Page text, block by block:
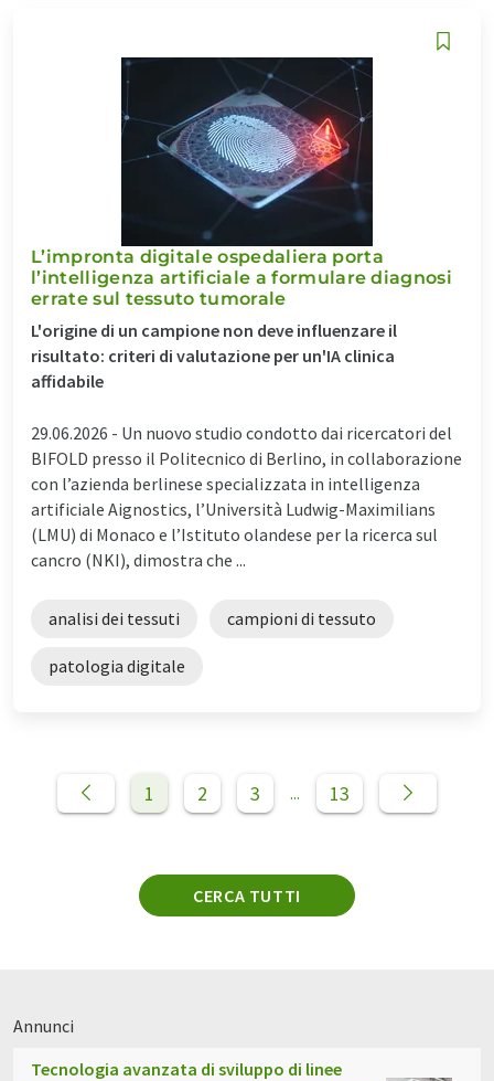
L’impronta digitale ospedaliera porta
l’intelligenza artificiale a formulare diagnosi
errate sul tessuto tumorale
L'origine di un campione non deve influenzare il
risultato: criteri di valutazione per un'IA clinica
affidabile
29.06.2026 - Un nuovo studio condotto dai ricercatori del
BIFOLD presso il Politecnico di Berlino, in collaborazione
con l’azienda berlinese specializzata in intelligenza
artificiale Aignostics, l’Università Ludwig-Maximilians
(LMU) di Monaco e l’Istituto olandese per la ricerca sul
cancro (NKI), dimostra che ...
analisi dei tessuti campioni di tessuto
patologia digitale
1 2 3 ... 13
CERCA TUTTI
Annunci
Tecnologia avanzata di sviluppo di linee